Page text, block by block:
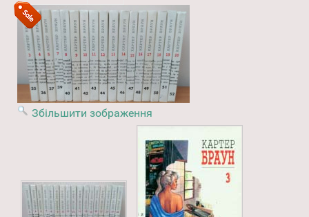
Збільшити зображення